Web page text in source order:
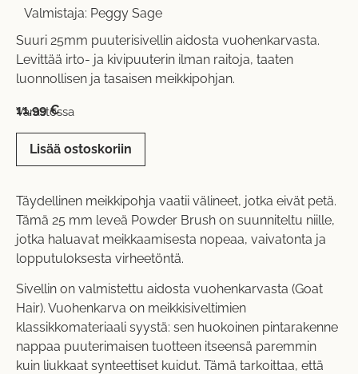
Valmistaja: Peggy Sage
Suuri 25mm puuterisivellin aidosta vuohenkarvasta.
Levittää irto- ja kivipuuterin ilman raitoja, taaten
luonnollisen ja tasaisen meikkipohjan.
11,99€
Varastossa
Lisää ostoskoriin
Täydellinen meikkipohja vaatii välineet, jotka eivät petä.
Tämä 25 mm leveä Powder Brush on suunniteltu niille,
jotka haluavat meikkaamisesta nopeaa, vaivatonta ja
lopputuloksesta virheetöntä.
Sivellin on valmistettu aidosta vuohenkarvasta (Goat
Hair). Vuohenkarva on meikkisiveltimien
klassikkomateriaali syystä: sen huokoinen pintarakenne
nappaa puuterimaisen tuotteen itseensä paremmin
kuin liukkaat synteettiset kuidut. Tämä tarkoittaa, että